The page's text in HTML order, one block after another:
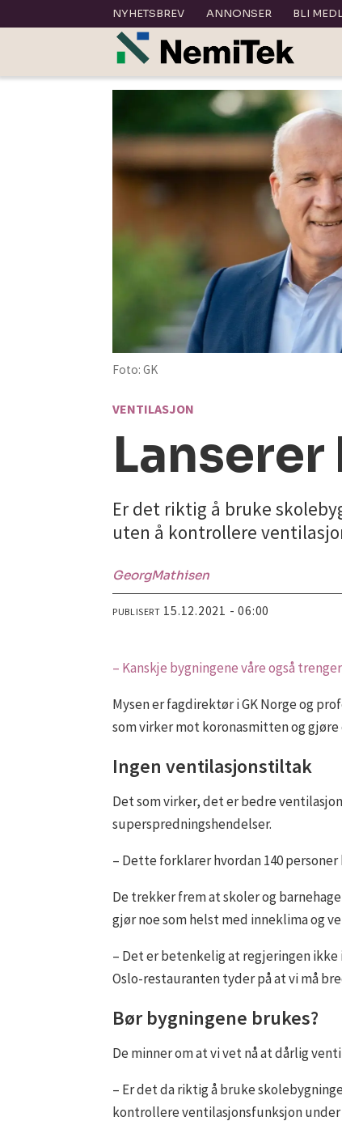
NYHETSBREV ANNONSER BLI
Foto: GK
VENTILASJON
Er det riktig å bruke
uten å kontrollere
GeorgMathisen
PUBLISERT 15.12.2021 - 06:00
– Kanskje bygningene våre også
Mysen er fagdirektør i GK Norge og
som virker mot koronasmitten og
Ingen ventilasjonstiltak
Det som virker, det er bedre
superspredningshendelser.
– Dette forklarer hvordan 140
De trekker frem at skoler og
gjør noe som helst med inneklima og
– Det er betenkelig at regjeringen
Oslo-restauranten tyder på at vi må
Bør bygningene brukes?
De minner om at vi vet nå at dårlig
– Er det da riktig å bruke
kontrollere ventilasjonsfunksjon under